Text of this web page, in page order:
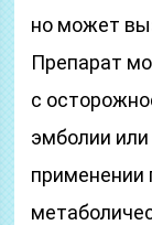
но может
Препарат
с
эмболии
применении